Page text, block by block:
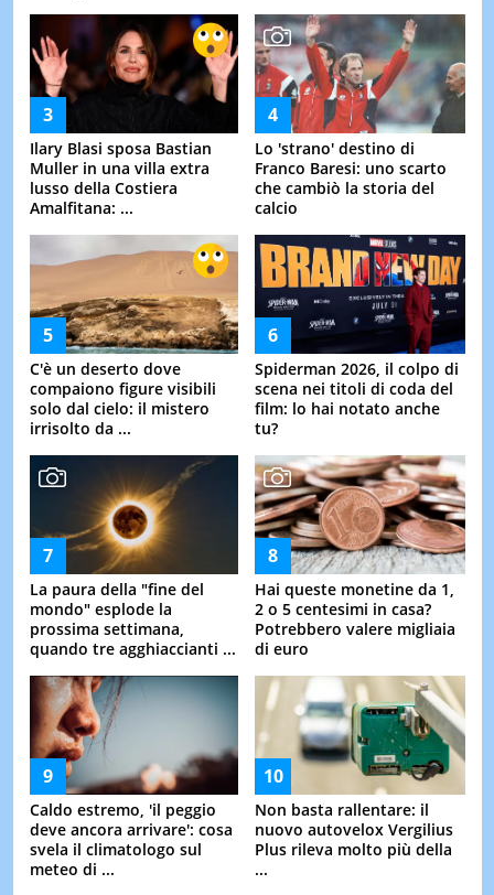
Ilary Blasi sposa Bastian
Muller in una villa extra
lusso della Costiera
Amalfitana: ...
Lo 'strano' destino di
Franco Baresi: uno scarto
che cambiò la storia del
calcio
C'è un deserto dove
compaiono figure visibili
solo dal cielo: il mistero
irrisolto da ...
Spiderman 2026, il colpo di
scena nei titoli di coda del
film: lo hai notato anche
tu?
La paura della "fine del
mondo" esplode la
prossima settimana,
quando tre agghiaccianti ...
Hai queste monetine da 1,
2 o 5 centesimi in casa?
Potrebbero valere migliaia
di euro
Caldo estremo, 'il peggio
deve ancora arrivare': cosa
svela il climatologo sul
meteo di ...
Non basta rallentare: il
nuovo autovelox Vergilius
Plus rileva molto più della
...